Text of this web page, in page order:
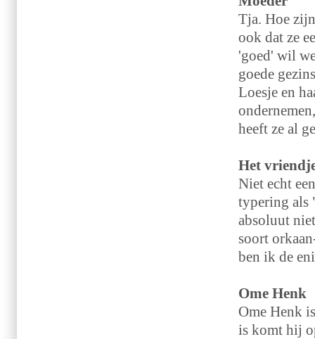
Tja. Hoe
ook dat ze
'goed' wil
goede
Loesje en
heeft ze al
Het
Niet echt
typering als
absoluut
soort
ben ik de
Ome Henk
Ome Henk
is komt hij